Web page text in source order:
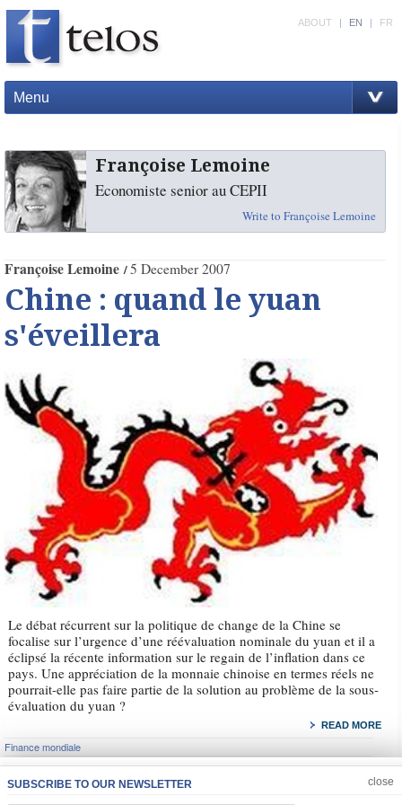
Menu
ABOUT | EN | FR
Françoise Lemoine
Economiste senior au CEPII
Write to Françoise Lemoine
Françoise Lemoine 5 December 2007
Chine : quand le yuan
s'éveillera
Le débat récurrent sur la politique de change de la Chine se
focalise sur l’urgence d’une réévaluation nominale du yuan et il a
éclipsé la récente information sur le regain de l’inflation dans ce
pays. Une appréciation de la monnaie chinoise en termes réels ne
pourrait-elle pas faire partie de la solution au problème de la sous-
évaluation du yuan ?
READ MORE
Finance mondiale
SUBSCRIBE TO OUR NEWSLETTER close
JOIN US CLOSE